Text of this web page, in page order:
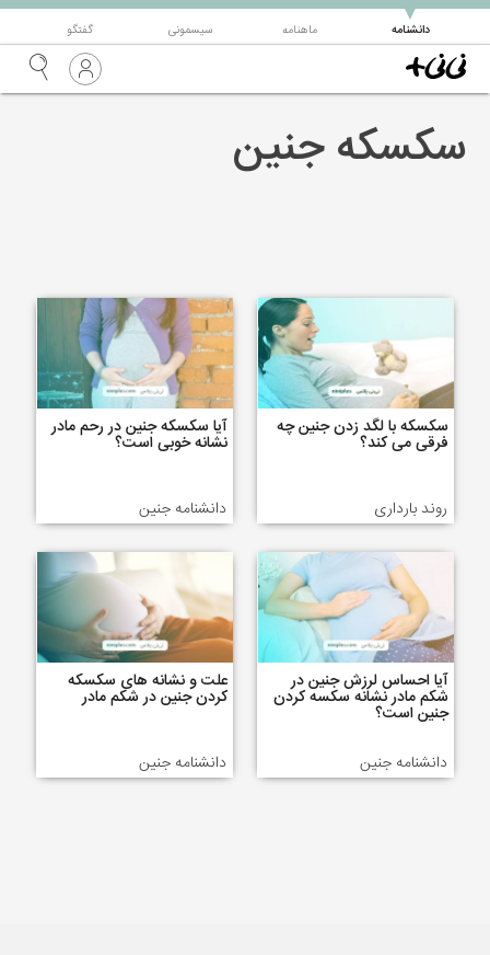
دانشنامه
▼ ماهنامه سیسمونی گفتگو
سکسکه جنین
سکسکه با لگد زدن جنین چه
فرقی می کند؟
روند بارداری
آیا سکسکه جنین در رحم مادر
نشانه خوبی است؟
دانشنامه جنین
آیا احساس لرزش جنین در
شکم مادر نشانه سکسه کردن
جنین است؟
دانشنامه جنین
علت و نشانه های سکسکه
کردن جنین در شکم مادر
دانشنامه جنین